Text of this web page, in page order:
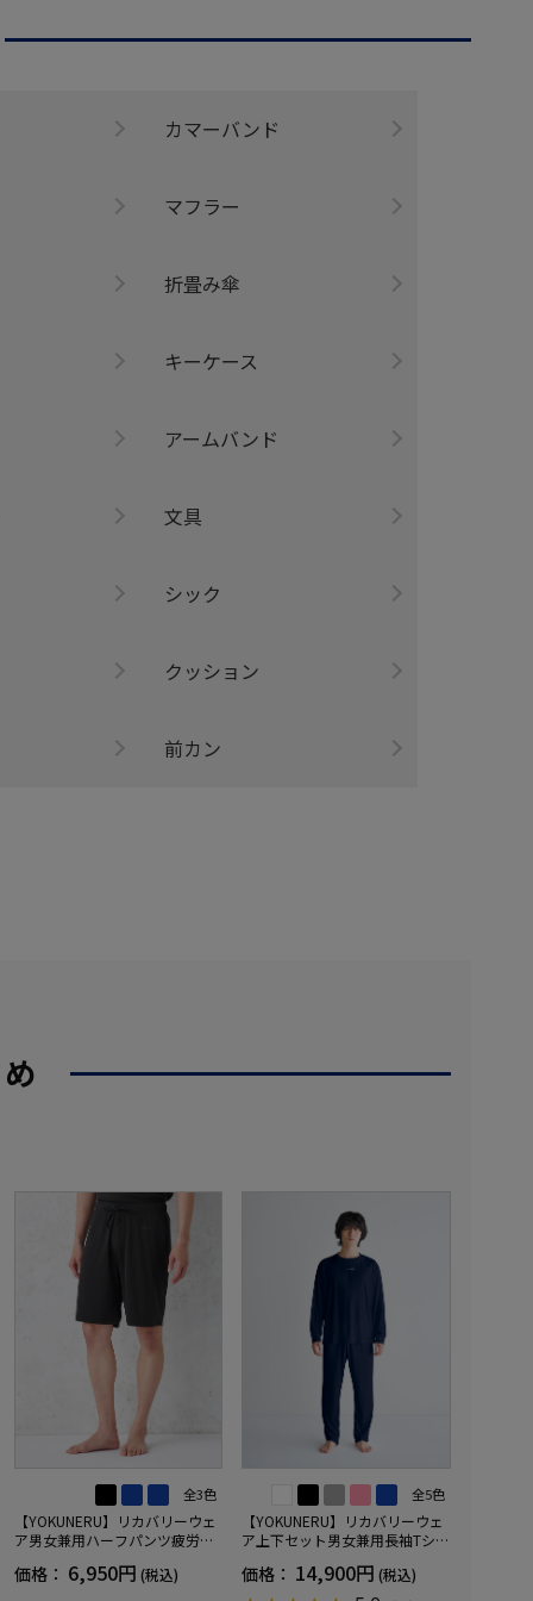
カマーバンド
マフラー
折畳み傘
キーケース
アームバンド
文具
シック
クッション
前カン
全3色
【YOKUNERU】リカバリーウェ
ア男女兼用ハーフパンツ疲労回
IX(R)【一般医療機器】SS～LLサ
価格： 6,950円 (税込)
全5色
【YOKUNERU】リカバリーウェ
ア上下セット男女兼用長袖Tシャ
進遠赤外線快眠NANOMIX(R)【一
価格： 14,900円 (税込)